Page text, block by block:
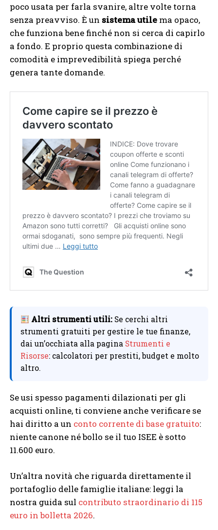
poco usata per farla svanire, altre volte torna
senza preavviso. È un sistema utile ma opaco,
che funziona bene finché non si cerca di capirlo
a fondo. E proprio questa combinazione di
comodità e imprevedibilità spiega perché
genera tante domande.
Altri strumenti utili:Se cerchi altri
strumenti gratuiti per gestire le tue finanze,
dai un’occhiata alla pagina Strumenti e
Risorse: calcolatori per prestiti, budget e molto
altro.
Se usi spesso pagamenti dilazionati per gli
acquisti online, ti conviene anche verificare se
hai diritto a un conto corrente di base gratuito:
niente canone né bollo se il tuo ISEE è sotto
11.600 euro.
Un’altra novità che riguarda direttamente il
portafoglio delle famiglie italiane: leggi la
nostra guida sul contributo straordinario di 115
euro in bolletta 2026.